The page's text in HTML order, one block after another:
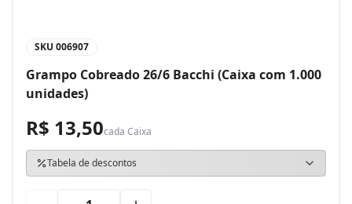
SKU 006907
Grampo Cobreado 26/6 Bacchi (Caixa com 1.000
unidades)
R$ 13,50cada Caixa
Tabela de descontos